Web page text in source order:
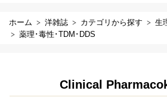
ホーム 洋雑誌 カテゴリから探す
生
薬理･毒性･TDM･DDS
Clinical